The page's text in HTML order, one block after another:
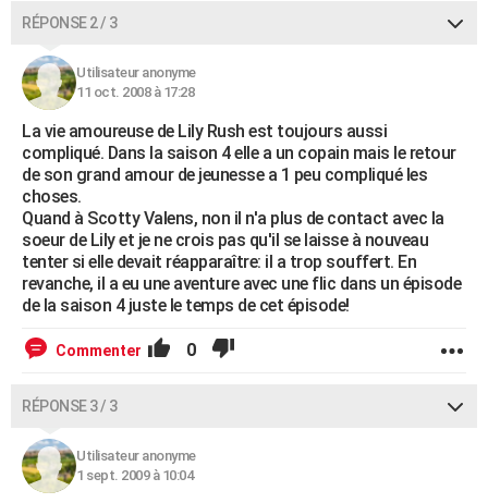
RÉPONSE 2 / 3
Utilisateur anonyme
11 oct. 2008 à 17:28
La vie amoureuse de Lily Rush est toujours aussi
compliqué. Dans la saison 4 elle a un copain mais le retour
de son grand amour de jeunesse a 1 peu compliqué les
choses.
Quand à Scotty Valens, non il n'a plus de contact avec la
soeur de Lily et je ne crois pas qu'il se laisse à nouveau
tenter si elle devait réapparaître: il a trop souffert. En
revanche, il a eu une aventure avec une flic dans un épisode
de la saison 4 juste le temps de cet épisode!
Commenter 0
RÉPONSE 3 / 3
Utilisateur anonyme
1 sept. 2009 à 10:04